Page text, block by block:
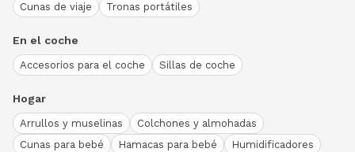
Cunas de viaje Tronas portátiles
En el coche
Accesorios para el coche Sillas de coche
Hogar
Arrullos y muselinas
Colchones y almohadas
Cunas para bebé
Hamacas para bebé
Humidificadores